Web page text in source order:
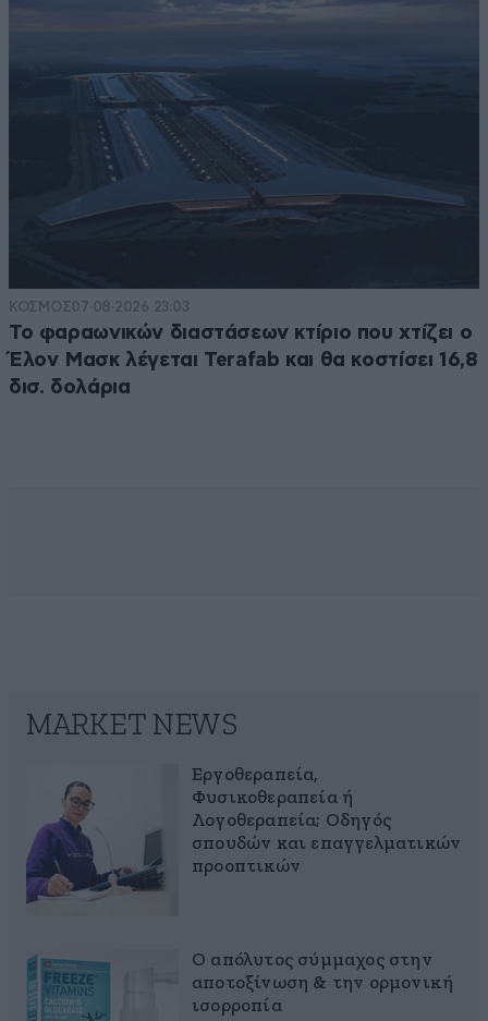
ΚΟΣΜΟΣ07·08·2026 23:03
Το φαραωνικών διαστάσεων κτίριο που χτίζει ο
Έλον Μασκ λέγεται Terafab και θα κοστίσει 16,8
δισ. δολάρια
MARKET NEWS
Εργοθεραπεία,
Φυσικοθεραπεία ή
Λογοθεραπεία; Οδηγός
σπουδών και επαγγελματικών
προοπτικών
Ο απόλυτος σύμμαχος στην
αποτοξίνωση & την ορμονική
ισορροπία